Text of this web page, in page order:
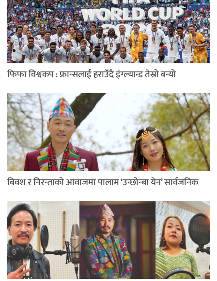
फिफा विश्वकप : फ्रान्सलाई हराउँदै इंग्ल्यान्ड तेस्रो बन्यो
बिवश र निरन्ताको आवाजमा पालाम ‘उन्छोन्बा येन’ सार्वजनिक